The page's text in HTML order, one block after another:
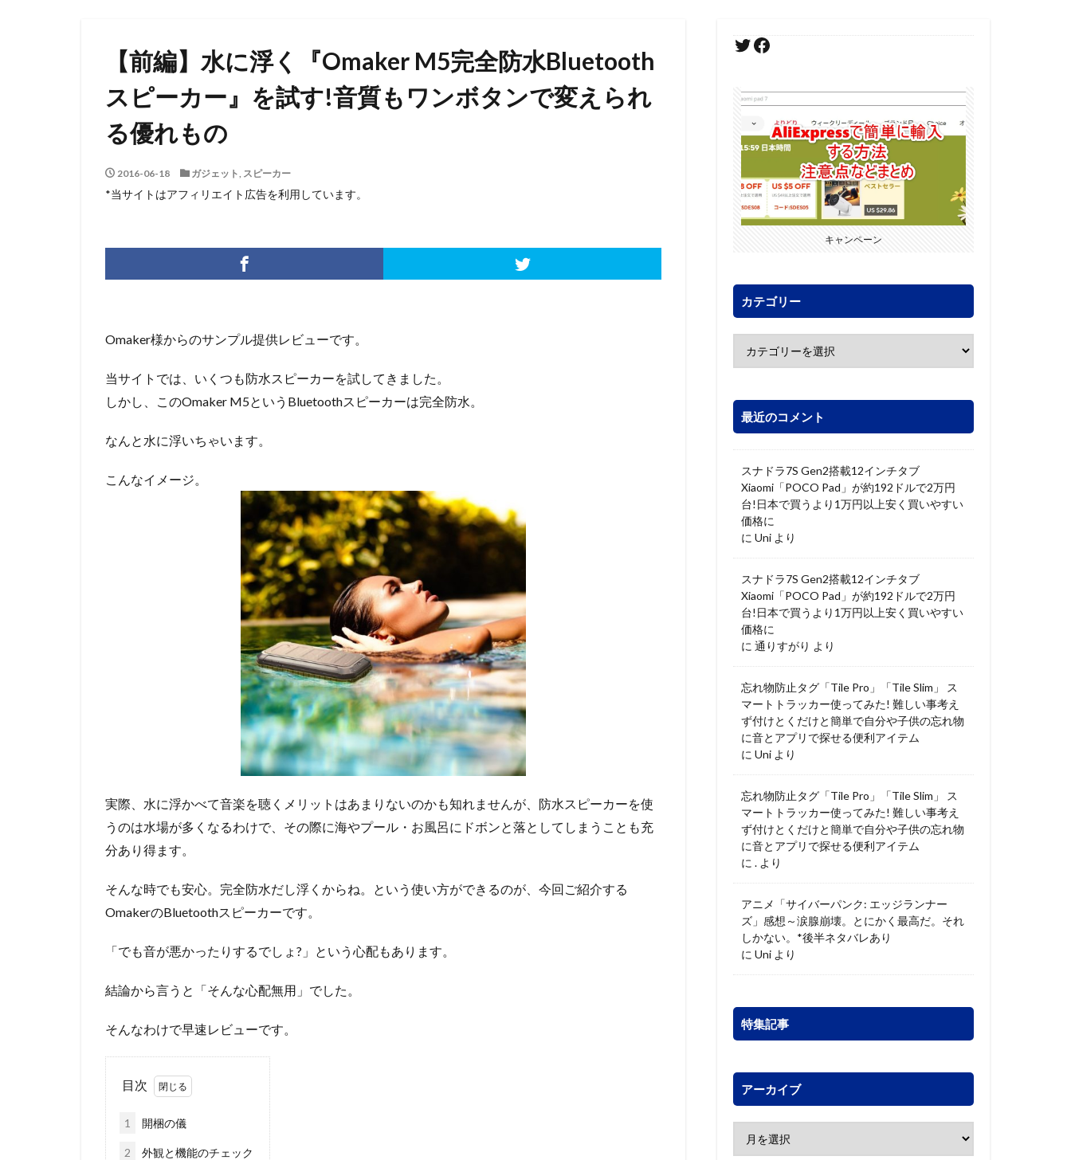
【前編】水に浮く『Omaker M5完全防水Bluetooth
スピーカー』を試す!音質もワンボタンで変えられ
る優れもの
2016-06-18 ガジェット, スピーカー
*当サイトはアフィリエイト広告を利用しています。
Omaker様からのサンプル提供レビューです。
当サイトでは、いくつも防水スピーカーを試してきました。
しかし、このOmaker M5というBluetoothスピーカーは完全防水。
なんと水に浮いちゃいます。
こんなイメージ。
実際、水に浮かべて音楽を聴くメリットはあまりないのかも知れませんが、防水スピーカーを使
うのは水場が多くなるわけで、その際に海やプール・お風呂にドボンと落としてしまうことも充
分あり得ます。
そんな時でも安心。完全防水だし浮くからね。という使い方ができるのが、今回ご紹介する
OmakerのBluetoothスピーカーです。
「でも音が悪かったりするでしょ?」という心配もあります。
結論から言うと「そんな心配無用」でした。
そんなわけで早速レビューです。
目次
1 開梱の儀
2 外観と機能のチェック
キャンペーン
カテゴリー
最近のコメント
スナドラ7S Gen2搭載12インチタブ
Xiaomi「POCO Pad」が約192ドルで2万円
台!日本で買うより1万円以上安く買いやすい
価格に
に Uni より
スナドラ7S Gen2搭載12インチタブ
Xiaomi「POCO Pad」が約192ドルで2万円
台!日本で買うより1万円以上安く買いやすい
価格に
に 通りすがり より
忘れ物防止タグ「Tile Pro」「Tile Slim」 ス
マートトラッカー使ってみた! 難しい事考え
ず付けとくだけと簡単で自分や子供の忘れ物
に音とアプリで探せる便利アイテム
に Uni より
忘れ物防止タグ「Tile Pro」「Tile Slim」 ス
マートトラッカー使ってみた! 難しい事考え
ず付けとくだけと簡単で自分や子供の忘れ物
に音とアプリで探せる便利アイテム
に . より
アニメ「サイバーパンク: エッジランナー
ズ」感想～涙腺崩壊。とにかく最高だ。それ
しかない。*後半ネタバレあり
に Uni より
特集記事
アーカイブ